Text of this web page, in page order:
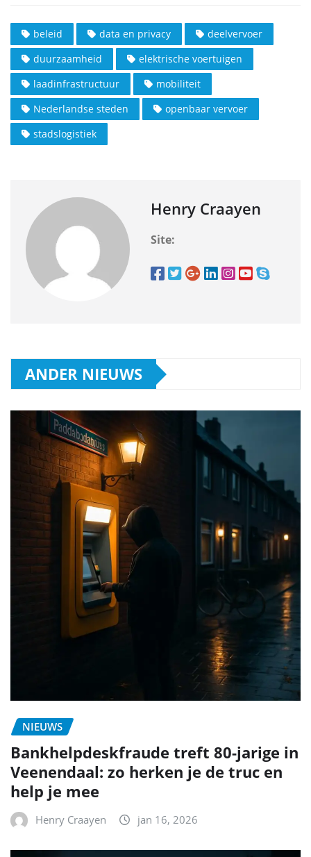
beleid data en privacy
deelvervoer
duurzaamheid
elektrische voertuigen
laadinfrastructuur
mobiliteit
Nederlandse steden
openbaar vervoer
stadslogistiek
Henry Craayen
Site:
ANDER NIEUWS
NIEUWS
Bankhelpdeskfraude treft 80-jarige in
Veenendaal: zo herken je de truc en
help je mee
Henry Craayen jan 16, 2026